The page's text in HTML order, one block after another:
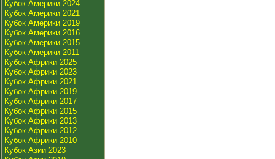
Кубок Америки 2024
Кубок Америки 2021
Кубок Америки 2019
Кубок Америки 2016
Кубок Америки 2015
Кубок Америки 2011
Кубок Африки 2025
Кубок Африки 2023
Кубок Африки 2021
Кубок Африки 2019
Кубок Африки 2017
Кубок Африки 2015
Кубок Африки 2013
Кубок Африки 2012
Кубок Африки 2010
Кубок Азии 2023